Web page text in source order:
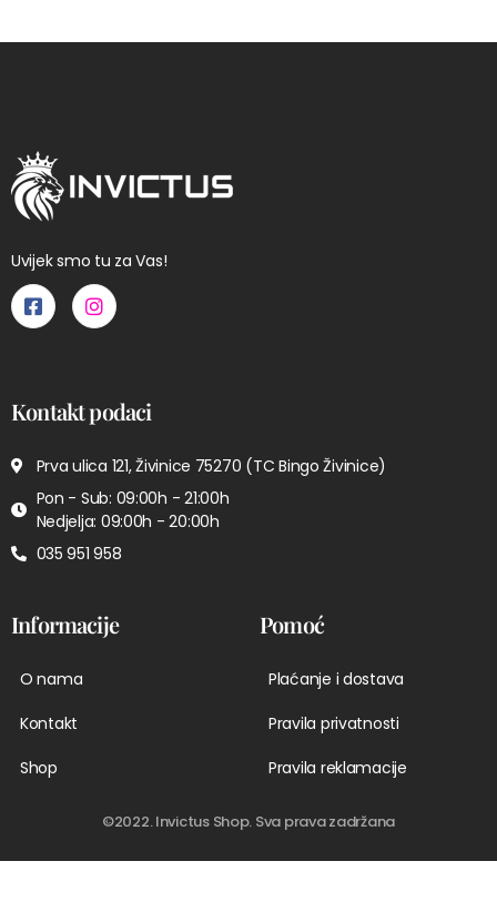
Uvijek smo tu za Vas!
Kontakt podaci
Prva ulica 121, Živinice 75270 (TC Bingo Živinice)
Pon - Sub: 09:00h - 21:00h
Nedjelja: 09:00h - 20:00h
035 951 958
Informacije
O nama
Kontakt
Shop
Pomoć
Plaćanje i dostava
Pravila privatnosti
Pravila reklamacije
©2022. Invictus Shop. Sva prava zadržana